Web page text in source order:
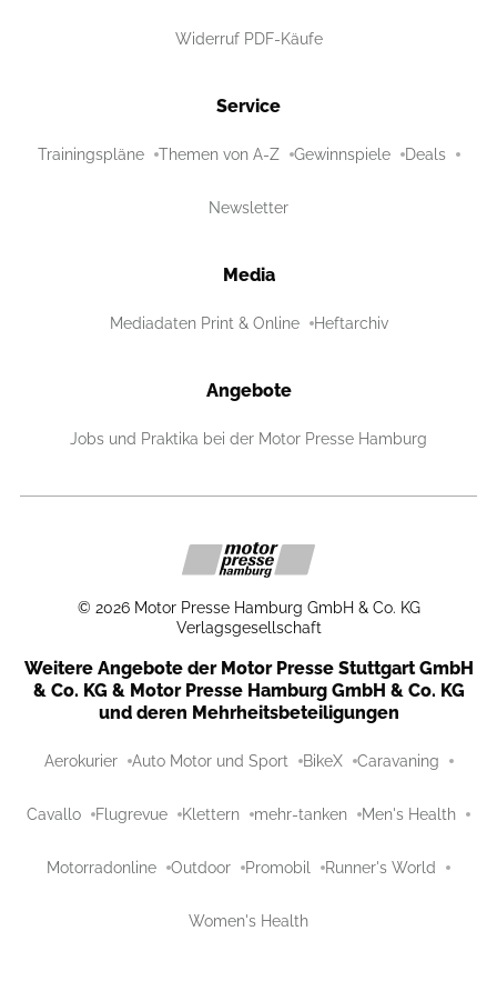
Widerruf PDF-Käufe
Service
Trainingspläne Themen von A-Z Gewinnspiele Deals
Newsletter
Media
Mediadaten Print & Online Heftarchiv
Angebote
Jobs und Praktika bei der Motor Presse Hamburg
© 2026 Motor Presse Hamburg GmbH & Co. KG
Verlagsgesellschaft
Weitere Angebote der Motor Presse Stuttgart GmbH
& Co. KG & Motor Presse Hamburg GmbH & Co. KG
und deren Mehrheitsbeteiligungen
Aerokurier Auto Motor und Sport BikeX Caravaning
Cavallo Flugrevue Klettern mehr-tanken Men's Health
Motorradonline Outdoor Promobil Runner's World
Women's Health